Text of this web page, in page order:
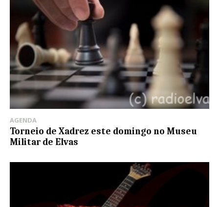
AGENDA
Torneio de Xadrez este domingo no Museu
Militar de Elvas